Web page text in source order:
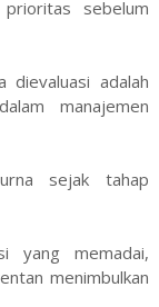
sebelum
dievaluasi adalah
manajemen
sejak tahap
yang memadai,
menimbulkan